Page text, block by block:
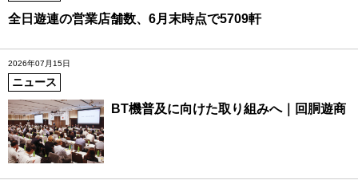
全日遊連の営業店舗数、6月末時点で5709軒
2026年07月15日
ニュース
BT機普及に向けた取り組みへ｜回胴遊商